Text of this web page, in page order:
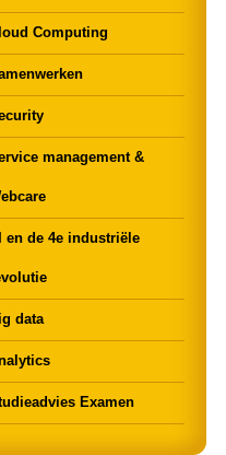
Computing
management &
en de 4e industriële
data
Examen